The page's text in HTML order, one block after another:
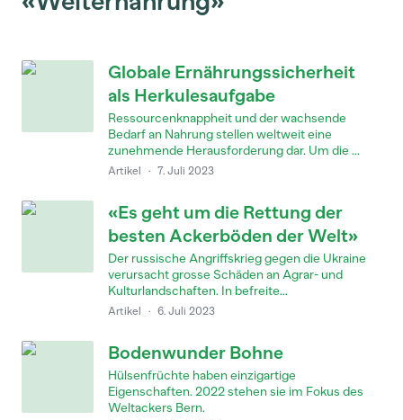
Globale Ernährungssicherheit
als Herkulesaufgabe
Ressourcenknappheit und der wachsende
Bedarf an Nahrung stellen weltweit eine
zunehmende Herausforderung dar. Um die ...
Artikel · 7. Juli 2023
«Es geht um die Rettung der
besten Ackerböden der Welt»
Der russische Angriffskrieg gegen die Ukraine
verursacht grosse Schäden an Agrar- und
Kulturlandschaften. In befreite...
Artikel · 6. Juli 2023
Bodenwunder Bohne
Hülsenfrüchte haben einzigartige
Eigenschaften. 2022 stehen sie im Fokus des
Weltackers Bern.